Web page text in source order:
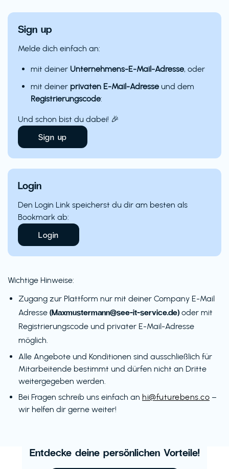
Sign up
Melde dich einfach an:
mit deiner Unternehmens-E-Mail-Adresse, oder
mit deiner privaten E-Mail-Adresse und dem
Registrierungscode:
Und schon bist du dabei! 🎉
Sign up
Login
Den Login Link speicherst du dir am besten als
Bookmark ab:
Login
Wichtige Hinweise:
Zugang zur Plattform nur mit deiner Company E-Mail
Adresse (Maxmustermann@see-it-service.de) oder mit
Registrierungscode und privater E-Mail-Adresse
möglich.
Alle Angebote und Konditionen sind ausschließlich für
Mitarbeitende bestimmt und dürfen nicht an Dritte
weitergegeben werden.
Bei Fragen schreib uns einfach an hi@futurebens.co –
wir helfen dir gerne weiter!
Entdecke deine persönlichen Vorteile!